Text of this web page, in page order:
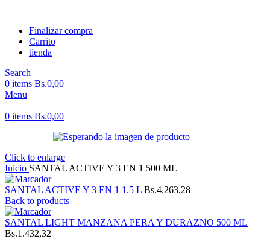
Finalizar compra
Carrito
tienda
Search
0 items Bs.0,00
Menu
0 items Bs.0,00
Click to enlarge
Inicio SANTAL ACTIVE Y 3 EN 1 500 ML
SANTAL ACTIVE Y 3 EN 1 1.5 L Bs.4.263,28
Back to products
SANTAL LIGHT MANZANA PERA Y DURAZNO 500 ML
Bs.1.432,32